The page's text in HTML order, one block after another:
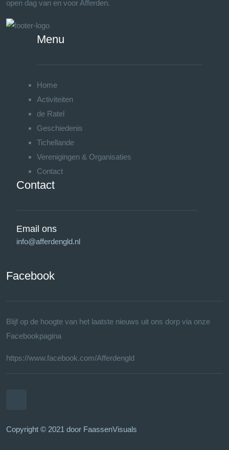
open dag van en voor Afferden.
Menu
Home
Activiteiten
de Ratel
Geschiedenis
Tichellande
Verenigingen & Organisaties
Contact
Contact
Email ons
info@afferdengld.nl
Facebook
Blijf op de hoogte van het laatste nieuws uit ons dorp via onze
Facebookpagina
https://www.facebook.com/Afferdengld
Copyright © 2021 door FaassenVisuals